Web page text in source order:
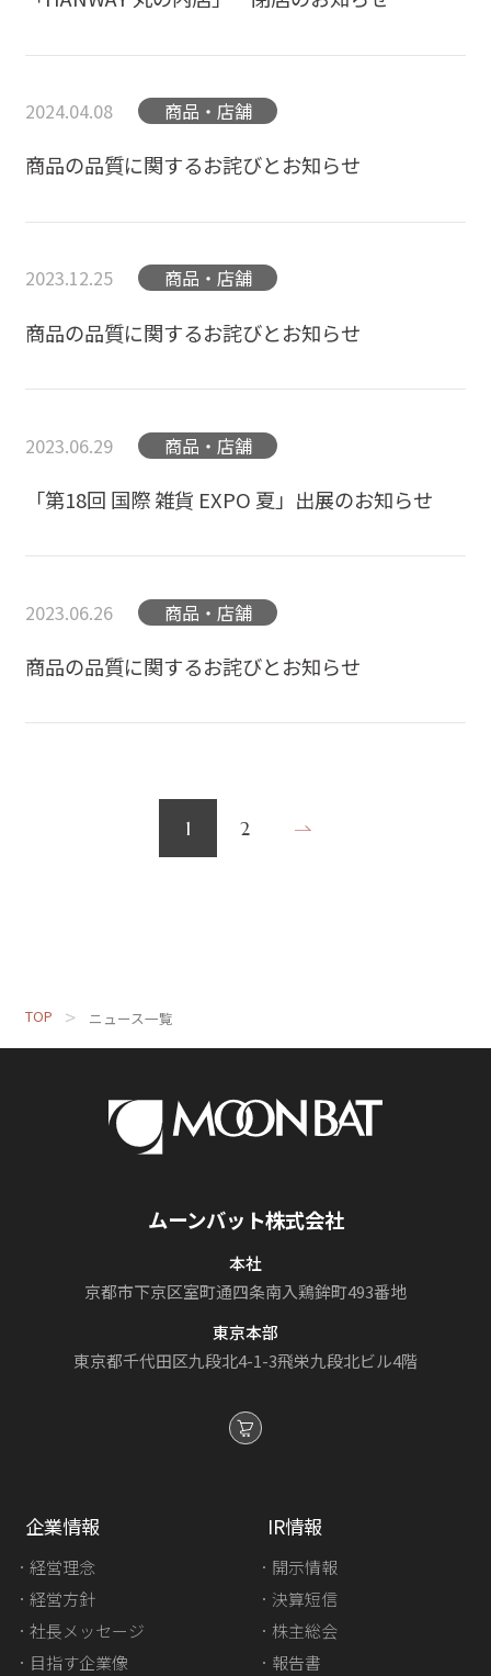
2024.04.08 商品・店舗
商品の品質に関するお詫びとお知らせ
2023.12.25 商品・店舗
商品の品質に関するお詫びとお知らせ
2023.06.29 商品・店舗
「第18回 国際 雑貨 EXPO 夏」出展のお知らせ
2023.06.26 商品・店舗
商品の品質に関するお詫びとお知らせ
1 2
TOP ニュース一覧
ムーンバット株式会社
本社
京都市下京区室町通四条南入鶏鉾町493番地
東京本部
東京都千代田区九段北4-1-3飛栄九段北ビル4階
企業情報
経営理念
経営方針
社長メッセージ
目指す企業像
IR情報
開示情報
決算短信
株主総会
報告書